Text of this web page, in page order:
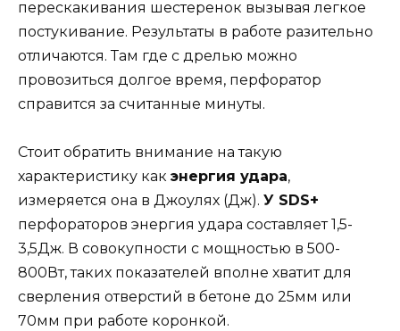
перескакивания шестеренок вызывая легкое
постукивание. Результаты в работе разительно
отличаются. Там где с дрелью можно
провозиться долгое время, перфоратор
справится за считанные минуты.
Стоит обратить внимание на такую
характеристику как энергия удара,
измеряется она в Джоулях (Дж). У SDS+
перфораторов энергия удара составляет 1,5-
3,5Дж. В совокупности с мощностью в 500-
800Вт, таких показателей вполне хватит для
сверления отверстий в бетоне до 25мм или
70мм при работе коронкой.